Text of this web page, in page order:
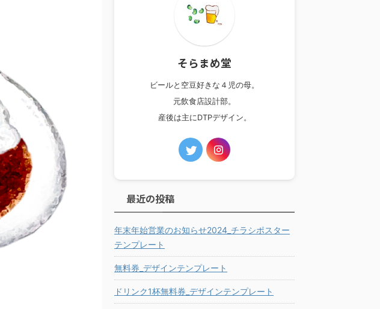
そらまめ堂
ビールと空豆好きな４児の母。
元飲食店設計部。
産後は主にDTPデザイン。
最近の投稿
年末年始営業のお知らせ2024_チラシポスター
テンプレート
無料券_デザインテンプレート
ドリンク1杯無料券_デザインテンプレート